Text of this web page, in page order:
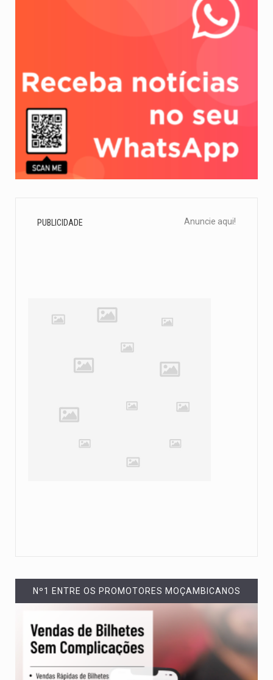
PUBLICIDADE Anuncie aqui!
Nº1 ENTRE OS PROMOTORES MOÇAMBICANOS